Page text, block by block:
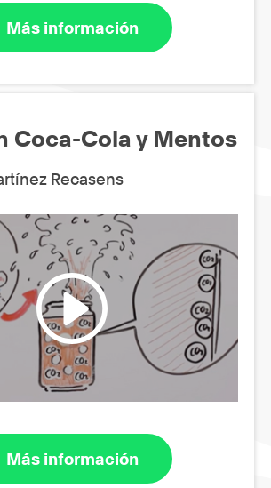
Más información
Coca-Cola y Mentos
Recasens
Más información